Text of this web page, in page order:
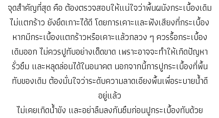
จุดสำคัญที่สุด คือ ต้องตรวจสอบให้แน่ใจว่าพื้นผนังกระเบื้องเดิม
ไม่แตกร้าว ยังยึดเกาะได้ดี โดยการเคาะและฟังเสียงที่กระเบื้อง
หากมีกระเบื้องแตกร้าวหรือเคาะแล้วกลวง ๆ ควรรื้อกระเบื้อง
เดิมออก ไม่ควรปูทับอย่างเด็ดขาด เพราะอาจจะทำให้เกิดปัญหา
รั่วซึม และหลุดล่อนได้ในอนาคต นอกจากนี้การปูกระเบื้องที่พื้น
ทับของเดิม ต้องมั่นใจว่าระดับความลาดเอียงพื้นเพื่อระบายน้ำดี
อยู่แล้ว
ไม่เคยเกิดน้ำขัง และอย่าลืมลงกันซึมก่อนปูกระเบื้องทับด้วย